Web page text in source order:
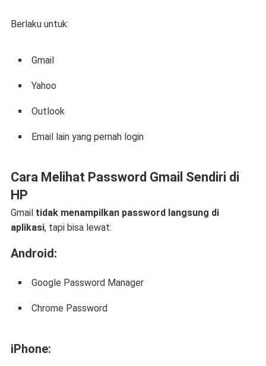
Berlaku untuk:
Gmail
Yahoo
Outlook
Email lain yang pernah login
Cara Melihat Password Gmail Sendiri di
HP
Gmail tidak menampilkan password langsung di
aplikasi, tapi bisa lewat:
Android:
Google Password Manager
Chrome Password
iPhone: